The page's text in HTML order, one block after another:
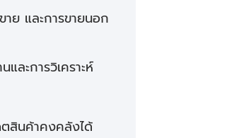
ย และการขายนอก
ละการวิเคราะห์
สินค้าคงคลังได้